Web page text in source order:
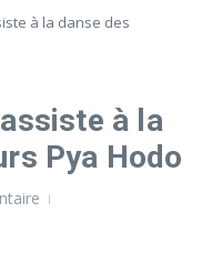
à la danse des
à la
Pya Hodo